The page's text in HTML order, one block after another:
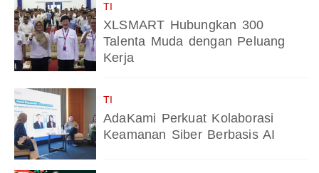
TI
XLSMART Hubungkan 300
Talenta Muda dengan Peluang
Kerja
TI
AdaKami Perkuat Kolaborasi
Keamanan Siber Berbasis AI